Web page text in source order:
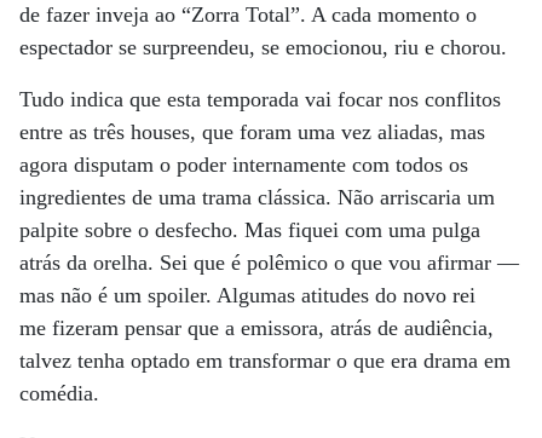
de fazer inveja ao “Zorra Total”. A cada momento o
espectador se surpreendeu, se emocionou, riu e chorou.
Tudo indica que esta temporada vai focar nos conflitos
entre as três houses, que foram uma vez aliadas, mas
agora disputam o poder internamente com todos os
ingredientes de uma trama clássica. Não arriscaria um
palpite sobre o desfecho. Mas fiquei com uma pulga
atrás da orelha. Sei que é polêmico o que vou afirmar —
mas não é um spoiler. Algumas atitudes do novo rei
me fizeram pensar que a emissora, atrás de audiência,
talvez tenha optado em transformar o que era drama em
comédia.